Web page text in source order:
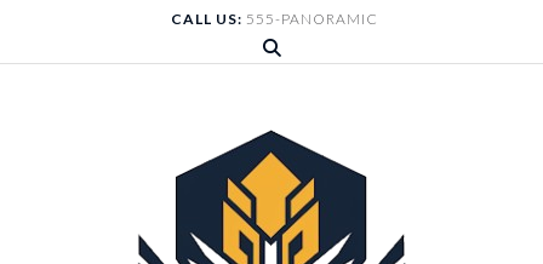
content
CALL US: 555-PANORAMIC